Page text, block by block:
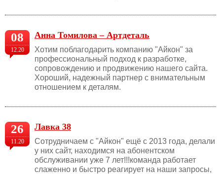
08
12.20
Анна Томилова – Артдеталь
Хотим поблагодарить компанию "Айкон" за
профессиональный подход к разработке,
сопровождению и продвижению нашего сайта.
Хороший, надежный партнер с внимательным
отношением к деталям.
26
11.20
Лавка 38
Cотрудничаем с "Айкон" ещё с 2013 года, делали
у них сайт, находимся на абонентском
обслуживании уже 7 лет!!!команда работает
слаженно и быстро реагирует на наши запросы,